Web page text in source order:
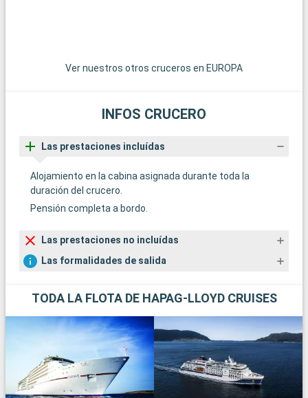
Ver nuestros otros cruceros en EUROPA
INFOS CRUCERO
Las prestaciones incluídas
Alojamiento en la cabina asignada durante toda la
duración del crucero.
Pensión completa a bordo.
Las prestaciones no incluídas
Las formalidades de salida
TODA LA FLOTA DE HAPAG-LLOYD CRUISES